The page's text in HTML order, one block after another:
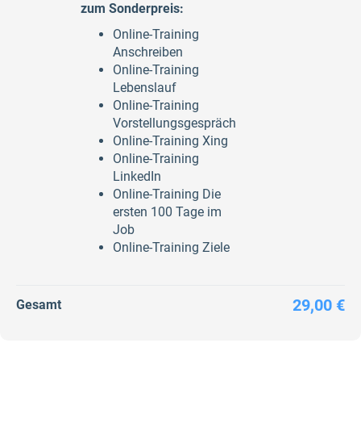
zum Sonderpreis:
Online-Training
Anschreiben
Online-Training
Lebenslauf
Online-Training
Vorstellungsgespräch
Online-Training Xing
Online-Training
LinkedIn
Online-Training Die
ersten 100 Tage im
Job
Online-Training Ziele
Gesamt 29,00 €